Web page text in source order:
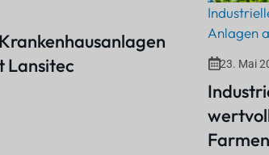
Lansitec
Anlagen
23. Mai
Farmen